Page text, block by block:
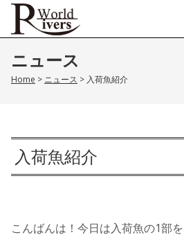
ニュース
Home > ニュース > 入荷魚紹介
入荷魚紹介
こんばんは！今日は入荷魚の1部